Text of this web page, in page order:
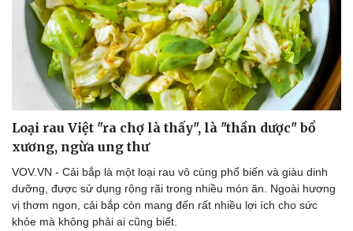
Loại rau Việt "ra chợ là thấy", là "thần dược" bổ
xương, ngừa ung thư
VOV.VN - Cải bắp là một loại rau vô cùng phổ biến và giàu dinh
dưỡng, được sử dụng rộng rãi trong nhiều món ăn. Ngoài hương
vị thơm ngon, cải bắp còn mang đến rất nhiều lợi ích cho sức
khỏe mà không phải ai cũng biết.